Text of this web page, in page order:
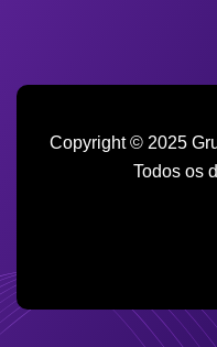
Copyright © 2025
Todos os